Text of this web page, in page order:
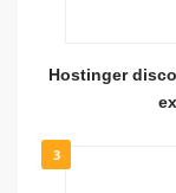
Hostinger
3